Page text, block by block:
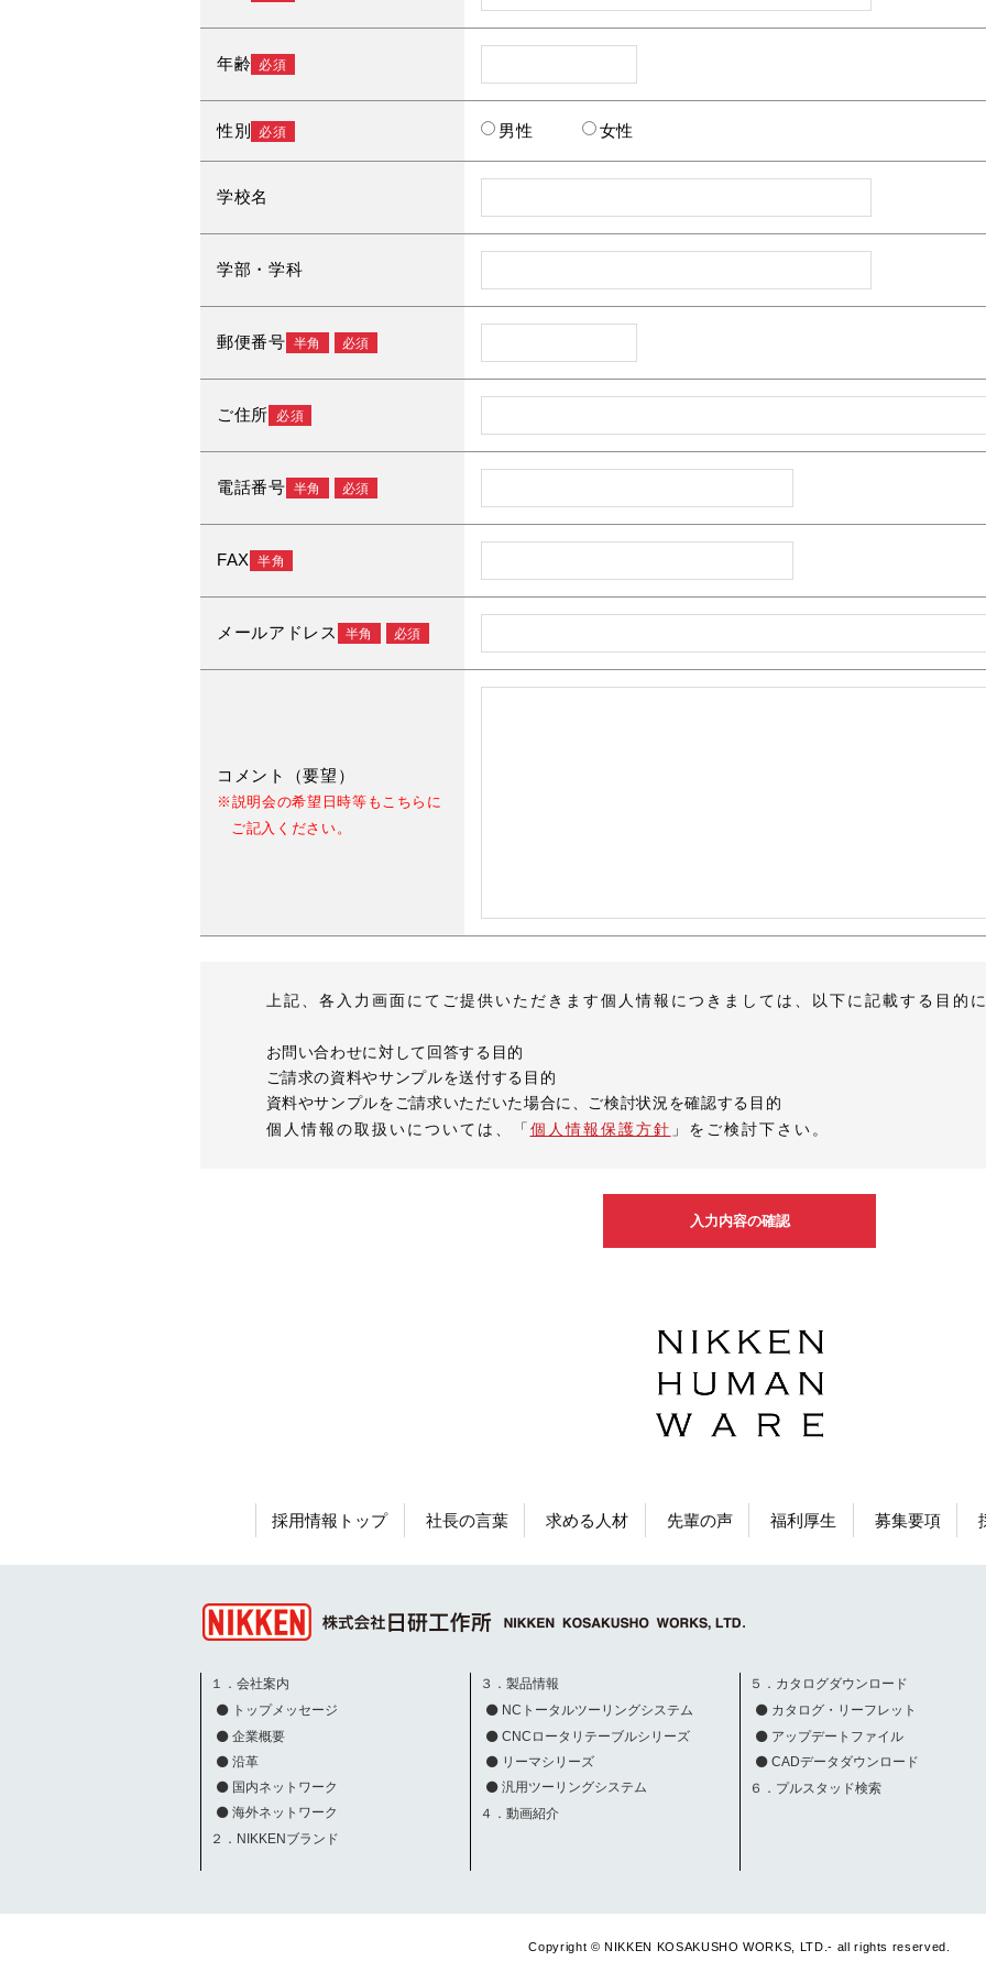
年齢 必須
性別 必須 男性 女性
学校名
学部・学科
郵便番号 半角 必須
ご住所 必須
電話番号 半角 必須
FAX 半角
メールアドレス 半角 必須
コメント（要望）
※説明会の希望日時等もこちらに
ご記入ください。
上記、各入力画面にてご提供いただきます個人情報につきましては、以下に記載する目的
お問い合わせに対して回答する目的
ご請求の資料やサンプルを送付する目的
資料やサンプルをご請求いただいた場合に、ご検討状況を確認する目的
個人情報の取扱いについては、「個人情報保護方針 」をご検討下さい。
採用情報トップ 社長の言葉 求める人材 先輩の声 福利厚生 募集要項
１．会社案内
トップメッセージ
企業概要
沿革
国内ネットワーク
海外ネットワーク
２．NIKKENブランド
３．製品情報
NCトータルツーリングシステム
CNCロータリテーブルシリーズ
リーマシリーズ
汎用ツーリングシステム
４．動画紹介
５．カタログダウンロード
カタログ・リーフレット
アップデートファイル
CADデータダウンロード
６．プルスタッド検索
Copyright © NIKKEN KOSAKUSHO WORKS, LTD.- all rights reserved.